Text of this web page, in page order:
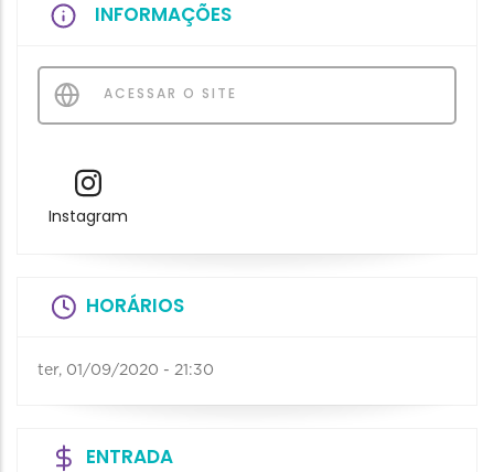
INFORMAÇÕES
ACESSAR O SITE
Instagram
HORÁRIOS
ter, 01/09/2020 - 21:30
ENTRADA